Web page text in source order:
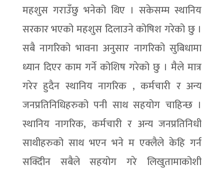
महशुस गराउँछु भनेको थिए । सकेसम्म स्थानिय
सरकार भएको महशुस दिलाउने कोषिश गरेको छु ।
सबै नागरिको भावना अनुसार नागरिको सुबिधामा
ध्यान दिएर काम गर्ने कोशिष गरेको छु । मैले मात्र
गरेर हुदैन स्थानिय नागरिक , कर्मचारी र अन्य
जनप्रतिनिधिहरुको पनी साथ सहयोग चाहिन्छ ।
स्थानिय नागरिक, कर्मचारी र अन्य जनप्रतिनिधी
साथीहरुको साथ भएन भने म एक्लैले केहि गर्न
सक्दिीन सबैले सहयोग गरे लिखुतामाकोशी